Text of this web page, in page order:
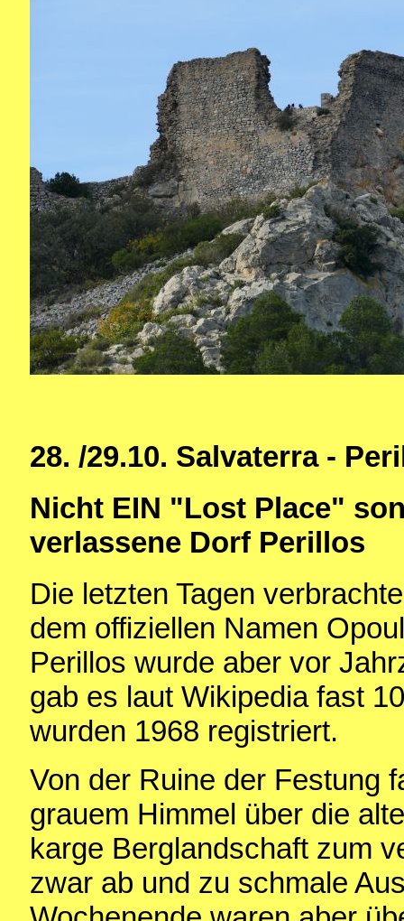
28. /29.10. Salvaterra -
Nicht EIN "Lost Place"
verlassene Dorf Perillos
Die letzten Tagen
dem offiziellen Namen
Perillos wurde aber vor
gab es laut Wikipedia fast
wurden 1968 registriert.
Von der Ruine der Festung
grauem Himmel über die
karge Berglandschaft zum
zwar ab und zu schmale